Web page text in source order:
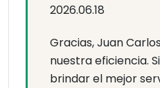
2026.06.18
Gracias, Juan
nuestra eficiencia.
brindar el mejor